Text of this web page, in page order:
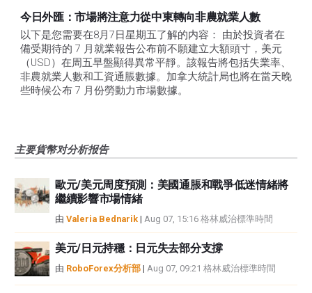
今日外匯：市場將注意力從中東轉向非農就業人數
以下是您需要在8月7日星期五了解的内容： 由於投資者在
備受期待的 7 月就業報告公布前不願建立大額頭寸，美元
（USD）在周五早盤顯得異常平靜。該報告將包括失業率、
非農就業人數和工資通脹數據。加拿大統計局也將在當天晚
些時候公布 7 月份勞動力市場數據。
主要貨幣对分析报告
歐元/美元周度預測：美國通脹和戰爭低迷情緒將
繼續影響市場情緒
由 Valeria Bednarik | Aug 07, 15:16 格林威治標準時間
美元/日元持穩：日元失去部分支撐
由 RoboForex分析部 | Aug 07, 09:21 格林威治標準時間